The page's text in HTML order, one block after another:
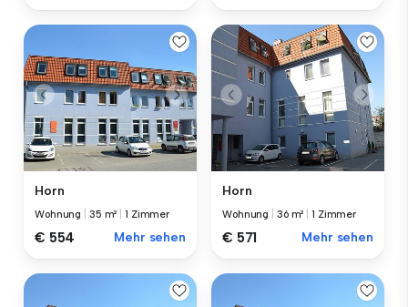
Horn
Wohnung 35 m² |1 Zimmer
€ 554 Mehr sehen
Horn
Wohnung 36 m² |1 Zimmer
€ 571 Mehr sehen